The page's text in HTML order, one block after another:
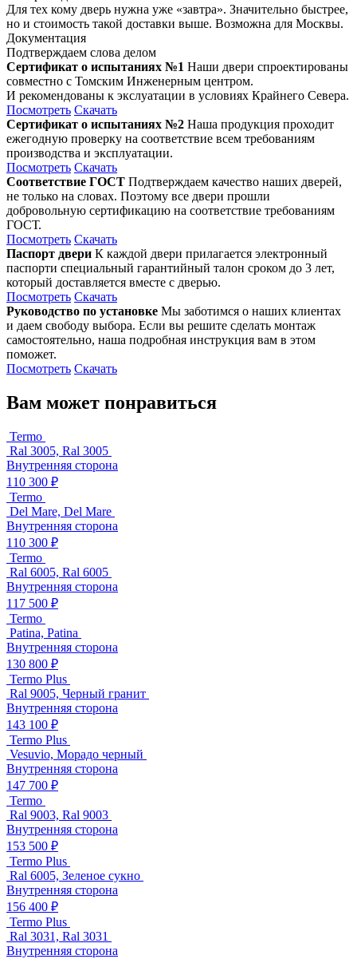
Для тех кому дверь нужна уже «завтра». Значительно быстрее,
но и стоимость такой доставки выше. Возможна для Москвы.
Документация
Подтверждаем слова делом
Сертификат о испытаниях №1 Наши двери спроектированы
совместно с Томским Инженерным центром.
И рекомендованы к экслуатации в условиях Крайнего Севера.
Посмотреть Скачать
Сертификат о испытаниях №2 Наша продукция проходит
ежегодную проверку на соответствие всем требованиям
производства и эксплуатации.
Посмотреть Скачать
Соответствие ГОСТ Подтверждаем качество наших дверей,
не только на словах. Поэтому все двери прошли
добровольную сертификацию на соответствие требованиям
ГОСТ.
Посмотреть Скачать
Паспорт двери К каждой двери прилагается электронный
паспорти специальный гарантийный талон сроком до 3 лет,
который доставляется вместе с дверью.
Посмотреть Скачать
Руководство по установке Мы заботимся о наших клиентах
и даем свободу выбора. Если вы решите сделать монтаж
самостоятельно, наша подробная инструкция вам в этом
поможет.
Посмотреть Скачать
Вам может понравиться
Termo
Ral 3005, Ral 3005
Внутренняя сторона
110 300 ₽
Termo
Del Mare, Del Mare
Внутренняя сторона
110 300 ₽
Termo
Ral 6005, Ral 6005
Внутренняя сторона
117 500 ₽
Termo
Patina, Patina
Внутренняя сторона
130 800 ₽
Termo Plus
Ral 9005, Черный гранит
Внутренняя сторона
143 100 ₽
Termo Plus
Vesuvio, Морадо черный
Внутренняя сторона
147 700 ₽
Termo
Ral 9003, Ral 9003
Внутренняя сторона
153 500 ₽
Termo Plus
Ral 6005, Зеленое сукно
Внутренняя сторона
156 400 ₽
Termo Plus
Ral 3031, Ral 3031
Внутренняя сторона